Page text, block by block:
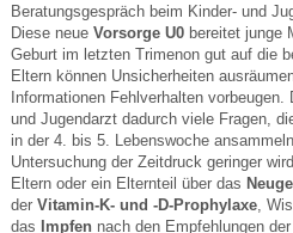
Beratungsgespräch beim Kinder- und
Diese neue Vorsorge U0bereitet junge
Geburt im letzten Trimenon gut auf die
Eltern können Unsicherheiten
Informationen Fehlverhalten
und Jugendarzt dadurch viele Fragen,
in der 4. bis 5. Lebenswoche
Untersuchung der Zeitdruck geringer
Eltern oder ein Elternteil über das
der Vitamin-K- und -D-Prophylaxe,
das
Impfennach den Empfehlungen